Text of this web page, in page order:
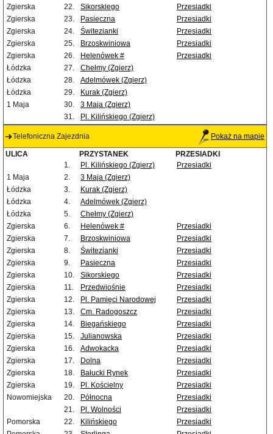
Zgierska
22. Sikorskiego
Przesiadki
Zgierska
23. Pasieczna
Przesiadki
Zgierska
24. Świtezianki
Przesiadki
Zgierska
25. Brzoskwiniowa
Przesiadki
Zgierska
26. Helenówek #
Przesiadki
Łódzka
27.
Chełmy (Zgierz)
Łódzka
28.
Adelmówek (Zgierz)
Łódzka
29.
Kurak (Zgierz)
1 Maja
30.
3 Maja (Zgierz)
31.
Pl. Kilińskiego (Zgierz)
Telefoniczna Zajezdnia Pokaż na mapie
ULICA PRZYSTANEK
PRZESIADKI
1.
Pl. Kilińskiego (Zgierz)
Przesiadki
1 Maja
2.
3 Maja (Zgierz)
Łódzka
3.
Kurak (Zgierz)
Łódzka
4.
Adelmówek (Zgierz)
Łódzka
5.
Chełmy (Zgierz)
Zgierska
6. Helenówek #
Przesiadki
Zgierska
7. Brzoskwiniowa
Przesiadki
Zgierska
8. Świtezianki
Przesiadki
Zgierska
9. Pasieczna
Przesiadki
Zgierska
10. Sikorskiego
Przesiadki
Zgierska
11. Przedwiośnie
Przesiadki
Zgierska
12. Pl. Pamięci Narodowej
Przesiadki
Zgierska
13. Cm. Radogoszcz
Przesiadki
Zgierska
14. Biegańskiego
Przesiadki
Zgierska
15. Julianowska
Przesiadki
Zgierska
16. Adwokacka
Przesiadki
Zgierska
17. Dolna
Przesiadki
Zgierska
18. Bałucki Rynek
Przesiadki
Zgierska
19. Pl. Kościelny
Przesiadki
Nowomiejska
20. Północna
Przesiadki
21.
Pl. Wolności
Przesiadki
Pomorska
22. Kilińskiego
Przesiadki